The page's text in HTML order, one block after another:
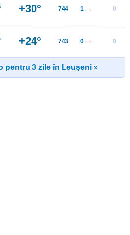
+30° 744 1 m/s 0
+24° 743 0 m/s 0
pentru 3 zile în Leuşeni »